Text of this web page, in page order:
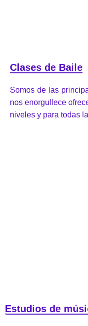
Clases de Baile
Somos de las
nos enorgullece
niveles y para todas
Estudios de